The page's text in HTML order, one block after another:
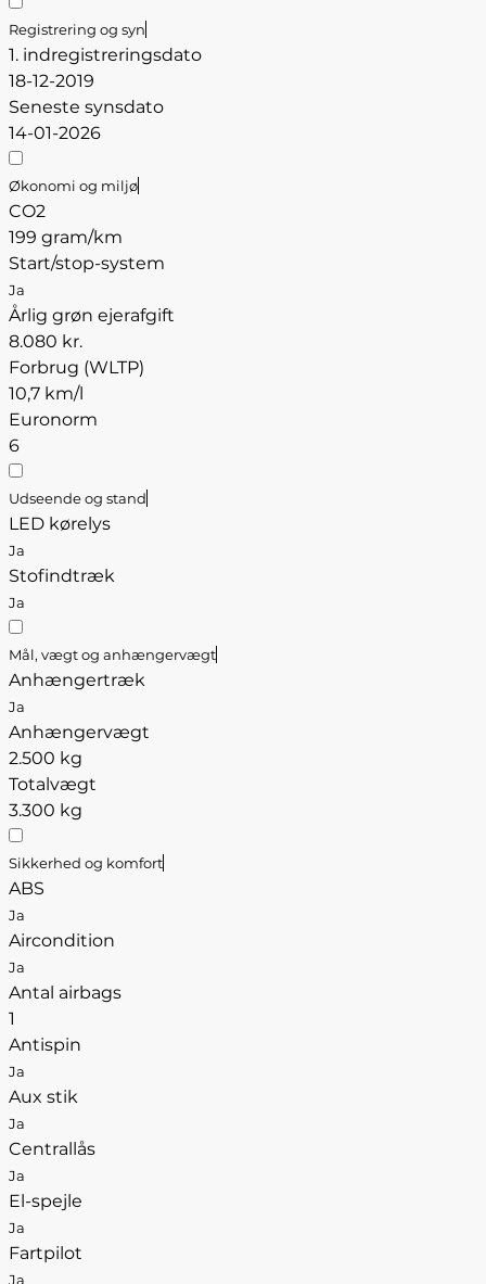
Registrering og syn
1. indregistreringsdato
18-12-2019
Seneste synsdato
14-01-2026
Økonomi og miljø
CO2
199 gram/km
Start/stop-system
Ja
Årlig grøn ejerafgift
8.080 kr.
Forbrug (WLTP)
10,7 km/l
Euronorm
6
Udseende og stand
LED kørelys
Ja
Stofindtræk
Ja
Mål, vægt og anhængervægt
Anhængertræk
Ja
Anhængervægt
2.500 kg
Totalvægt
3.300 kg
Sikkerhed og komfort
ABS
Ja
Aircondition
Ja
Antal airbags
1
Antispin
Ja
Aux stik
Ja
Centrallås
Ja
El-spejle
Ja
Fartpilot
Ja